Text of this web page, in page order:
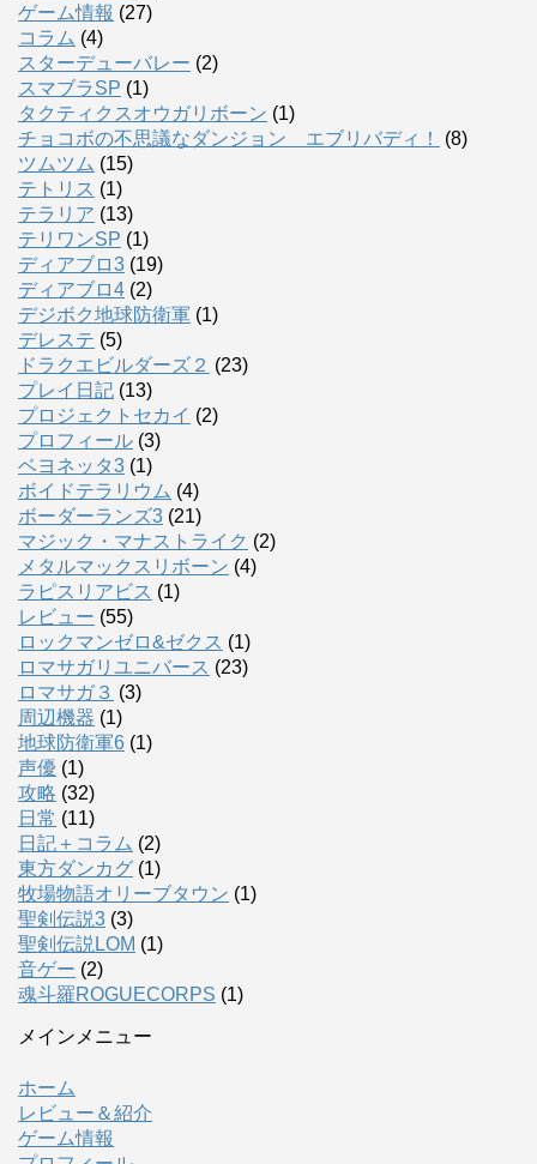
ゲーム情報 (27)
コラム (4)
スターデューバレー (2)
スマブラSP (1)
タクティクスオウガリボーン (1)
チョコボの不思議なダンジョン エブリバディ！
(8)
ツムツム (15)
テトリス (1)
テラリア (13)
テリワンSP (1)
ディアブロ3 (19)
ディアブロ4 (2)
デジボク地球防衛軍 (1)
デレステ (5)
ドラクエビルダーズ２ (23)
プレイ日記 (13)
プロジェクトセカイ (2)
プロフィール (3)
ベヨネッタ3 (1)
ボイドテラリウム (4)
ボーダーランズ3 (21)
マジック・マナストライク (2)
メタルマックスリボーン (4)
ラピスリアビス (1)
レビュー (55)
ロックマンゼロ&ゼクス (1)
ロマサガリユニバース (23)
ロマサガ３ (3)
周辺機器 (1)
地球防衛軍6 (1)
声優 (1)
攻略 (32)
日常 (11)
日記＋コラム (2)
東方ダンカグ (1)
牧場物語オリーブタウン (1)
聖剣伝説3 (3)
聖剣伝説LOM (1)
音ゲー (2)
魂斗羅ROGUECORPS (1)
メインメニュー
ホーム
レビュー＆紹介
ゲーム情報